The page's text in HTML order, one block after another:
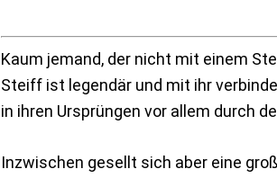
Kaum jemand, der nicht mit einem
Steiff ist legendär und mit ihr
in ihren Ursprüngen vor allem durch
Inzwischen gesellt sich aber eine